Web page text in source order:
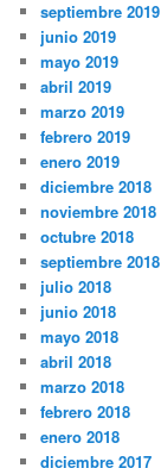
septiembre 2019
junio 2019
mayo 2019
abril 2019
marzo 2019
febrero 2019
enero 2019
diciembre 2018
noviembre 2018
octubre 2018
septiembre 2018
julio 2018
junio 2018
mayo 2018
abril 2018
marzo 2018
febrero 2018
enero 2018
diciembre 2017